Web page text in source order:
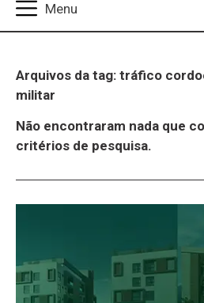
Arquivos da tag: tráfico
militar
Não encontraram nada que
critérios de pesquisa.